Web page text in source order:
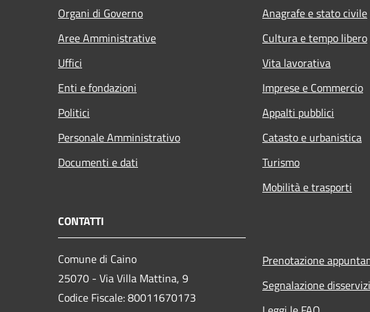
Organi di Governo
Aree Amministrative
Uffici
Enti e fondazioni
Politici
Personale Amministrativo
Documenti e dati
Anagrafe e stato civile
Cultura e tempo libero
Vita lavorativa
Imprese e Commercio
Appalti pubblici
Catasto e urbanistica
Turismo
Mobilità e trasporti
CONTATTI
Comune di Caino
25070 - Via Villa Mattina, 9
Codice Fiscale: 80011670173
Prenotazione
Segnalazione